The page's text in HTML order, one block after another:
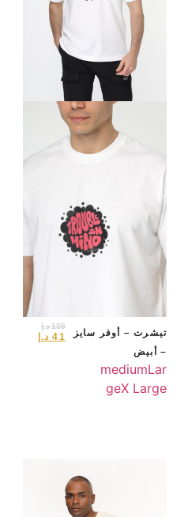
تيشرت – أوفر سايز
– أبيض
135 د.إ
41 د.إ
mediumLar
geX Large